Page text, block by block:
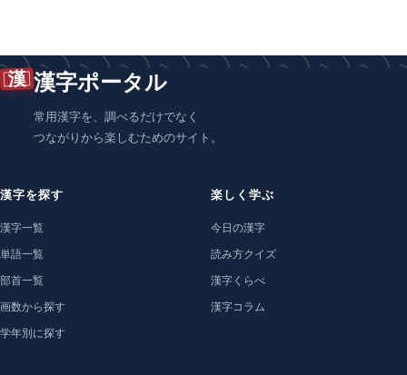
漢 漢字ポータル
常用漢字を、調べるだけでなく
つながりから楽しむためのサイト。
漢字を探す
漢字一覧
単語一覧
部首一覧
画数から探す
学年別に探す
楽しく学ぶ
今日の漢字
読み方クイズ
漢字くらべ
漢字コラム